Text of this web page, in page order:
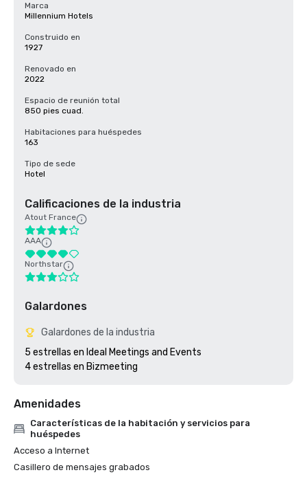
Marca
Millennium Hotels
Construido en
1927
Renovado en
2022
Espacio de reunión total
850 pies cuad.
Habitaciones para huéspedes
163
Tipo de sede
Hotel
Calificaciones de la industria
Atout France
AAA
Northstar
Galardones
Galardones de la industria
5 estrellas en Ideal Meetings and Events
4 estrellas en Bizmeeting
Amenidades
Características de la habitación y servicios para
huéspedes
Acceso a Internet
Casillero de mensajes grabados